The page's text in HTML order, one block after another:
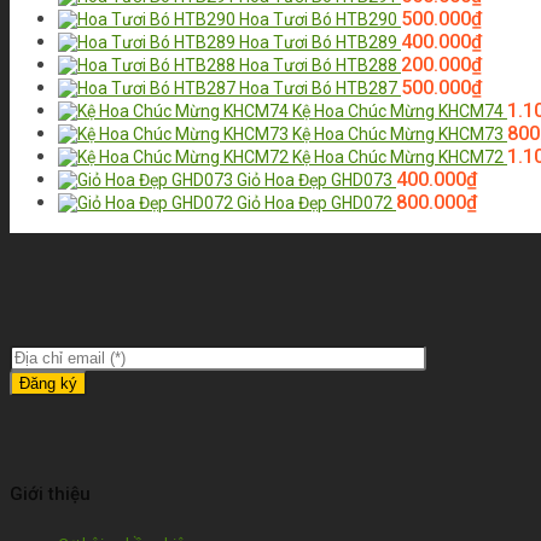
Hoa Tươi Bó HTB290 500.000₫
Hoa Tươi Bó HTB289 400.000₫
Hoa Tươi Bó HTB288 200.000₫
Hoa Tươi Bó HTB287 500.000₫
Kệ Hoa Chúc Mừng KHCM74
Kệ Hoa Chúc Mừng KHCM73
Kệ Hoa Chúc Mừng KHCM72
Giỏ Hoa Đẹp GHD073 400.000₫
Giỏ Hoa Đẹp GHD072 800.000₫
Giới thiệu